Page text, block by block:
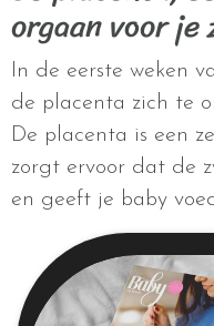
orgaan voor je
In de eerste weken
de placenta zich te
De placenta is een
zorgt ervoor dat de
en geeft je baby